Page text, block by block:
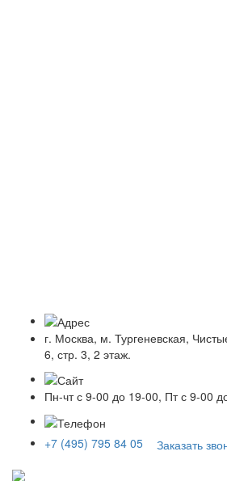
г. Москва, м. Тургеневская,
6, стр. 3, 2 этаж.
Пн-чт с 9-00 до 19-00, Пт с 9-00
+7 (495) 795 84 05 Заказать